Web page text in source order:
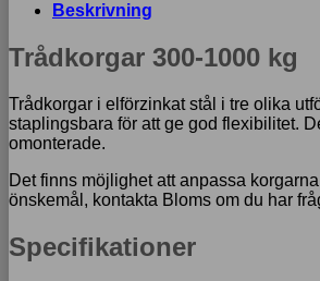
Beskrivning
Trådkorgar 300-1000 kg
Trådkorgar i elförzinkat stål i tre olika
staplingsbara för att ge god flexibilitet.
omonterade.
Det finns möjlighet att anpassa
önskemål, kontakta Bloms om du har
Specifikationer